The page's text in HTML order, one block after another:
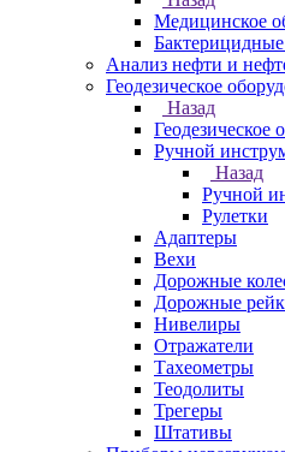
Медицинское
Анализ нефти и
Геодезическое
Назад
Геодезическое
Ручной
Назад
Ручной
Рулетки
Адаптеры
Вехи
Дорожные
Дорожные
Нивелиры
Отражатели
Тахеометры
Теодолиты
Трегеры
Штативы